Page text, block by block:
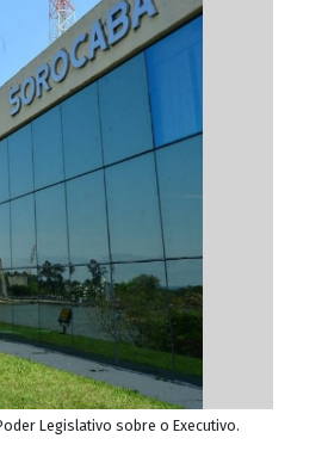
Legislativo sobre o Executivo.